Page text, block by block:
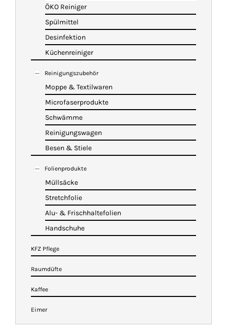
ÖKO Reiniger
Spülmittel
Desinfektion
Küchenreiniger
Reinigungszubehör
Moppe & Textilwaren
Microfaserprodukte
Schwämme
Reinigungswagen
Besen & Stiele
Folienprodukte
Müllsäcke
Stretchfolie
Alu- & Frischhaltefolien
Handschuhe
KFZ Pflege
Raumdüfte
Kaffee
Eimer